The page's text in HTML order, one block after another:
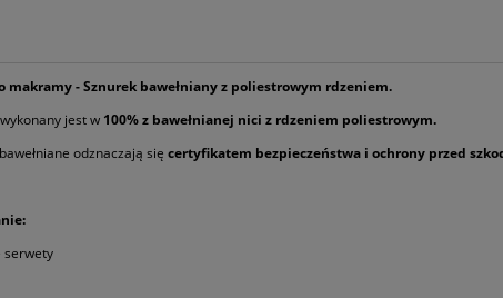
makramy - Sznurek bawełniany z poliestrowym rdzeniem.
jest w 100% z bawełnianej nici z rdzeniem poliestrowym.
odznaczają się certyfikatem bezpieczeństwa i ochrony przed
serwety